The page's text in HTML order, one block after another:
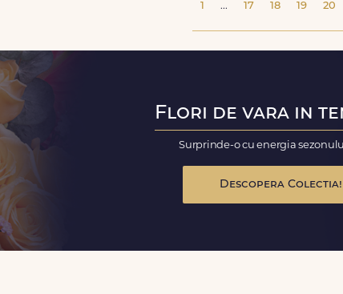
1 ... 17 18 19 20
Flori de vara in
Surprinde-o cu energia
Descopera Colectia!